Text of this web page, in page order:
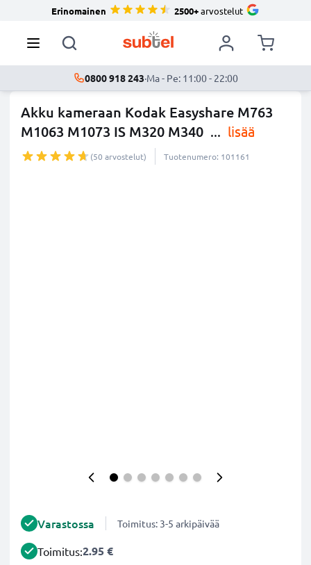
Erinomainen 2500+arvostelut
0800 918 243·Ma - Pe: 11:00 - 22:00
Akku kameraan Kodak Easyshare M763
M1063 M1073 IS M320 M340 ... lisää
(50 arvostelut) Tuotenumero: 101161
Varastossa Toimitus: 3-5 arkipäivää
Toimitus:2.95 €